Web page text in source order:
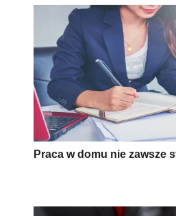
Praca w domu nie zawsze